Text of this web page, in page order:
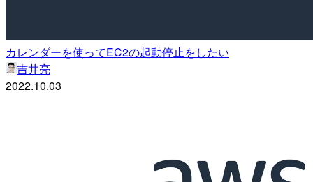
カレンダーを使ってEC2の起動停止をしたい
吉井亮
2022.10.03